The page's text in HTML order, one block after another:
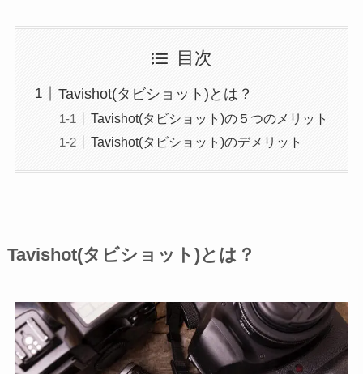
目次
Tavishot(タビショット)とは？
Tavishot(タビショット)の５つのメリット
Tavishot(タビショット)のデメリット
Tavishot(タビショット)とは？